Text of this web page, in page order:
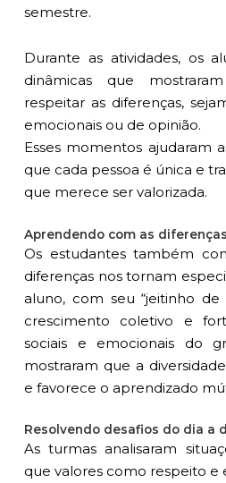
semestre.
Durante as atividades, os
dinâmicas que
respeitar as diferenças,
emocionais ou de opinião.
Esses momentos ajudaram
que cada pessoa é única e
que merece ser valorizada.
Aprendendo com as diferenças
Os estudantes também
diferenças nos tornam
aluno, com seu “jeitinho
crescimento coletivo e
sociais e emocionais do
mostraram que a
e favorece o aprendizado
Resolvendo desafios do dia a
As turmas analisaram
que valores como respeito e